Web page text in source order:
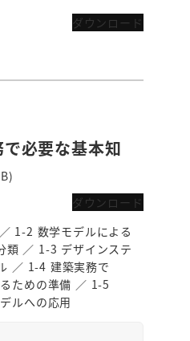
ダウンロード
必要な基本知
ダウンロード
1-2 数学モデルによる
類 ／ 1-3 デザインステ
／ 1-4 建築実務で
ための準備 ／ 1-5
ルへの応用